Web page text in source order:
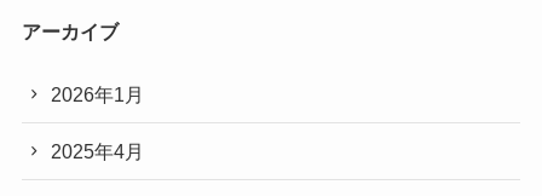
アーカイブ
2026年1月
2025年4月